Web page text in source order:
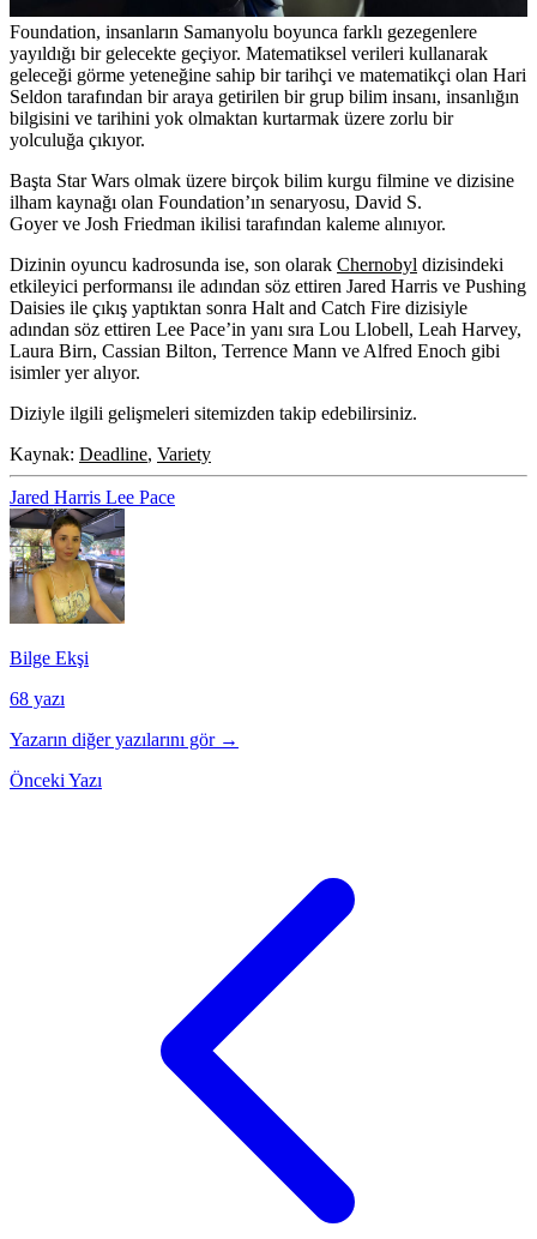
Foundation, insanların Samanyolu boyunca farklı gezegenlere
yayıldığı bir gelecekte geçiyor. Matematiksel verileri kullanarak
geleceği görme yeteneğine sahip bir tarihçi ve matematikçi olan Hari
Seldon tarafından bir araya getirilen bir grup bilim insanı, insanlığın
bilgisini ve tarihini yok olmaktan kurtarmak üzere zorlu bir
yolculuğa çıkıyor.
Başta Star Wars olmak üzere birçok bilim kurgu filmine ve dizisine
ilham kaynağı olan Foundation’ın senaryosu, David S.
Goyerve Josh Friedman ikilisi tarafından kaleme alınıyor.
Dizinin oyuncu kadrosunda ise, son olarak Chernobyl dizisindeki
etkileyici performansı ile adından söz ettiren Jared Harris ve Pushing
Daisies ile çıkış yaptıktan sonra Halt and Catch Fire dizisiyle
adından söz ettiren Lee Pace’in yanı sıra Lou Llobell, Leah Harvey,
Laura Birn, Cassian Bilton, Terrence Mann ve Alfred Enoch gibi
isimler yer alıyor.
Diziyle ilgili gelişmeleri sitemizden takip edebilirsiniz.
Kaynak: Deadline, Variety
Jared Harris Lee Pace
Bilge Ekşi
68 yazı
Yazarın diğer yazılarını gör →
Önceki Yazı